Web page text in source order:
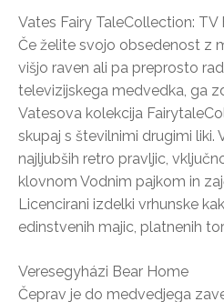
Vates Fairy TaleCollection: TV
Če želite svojo obsedenost z
višjo raven ali pa preprosto
televizijskega medvedka, ga
Vatesova kolekcija
skupaj s številnimi drugimi liki.
najljubših retro pravljic,
klovnom Vodnim pajkom in
Licencirani izdelki vrhunske
edinstvenih majic, platnenih
Veresegyházi Bear Home
Čeprav je do medvedjega